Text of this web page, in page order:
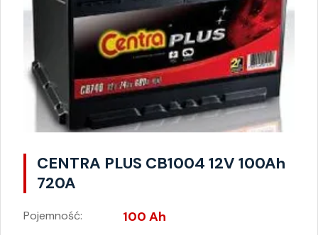
CENTRA PLUS CB1004 12V 100Ah
720A
Pojemność: 100 Ah